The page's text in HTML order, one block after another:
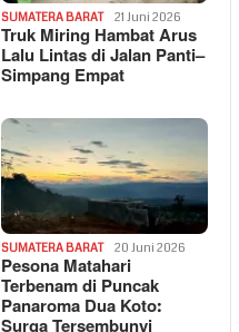
SUMATERA BARAT 21 Juni 2026
Truk Miring Hambat Arus
Lalu Lintas di Jalan Panti–
Simpang Empat
SUMATERA BARAT 20 Juni 2026
Pesona Matahari
Terbenam di Puncak
Panaroma Dua Koto: